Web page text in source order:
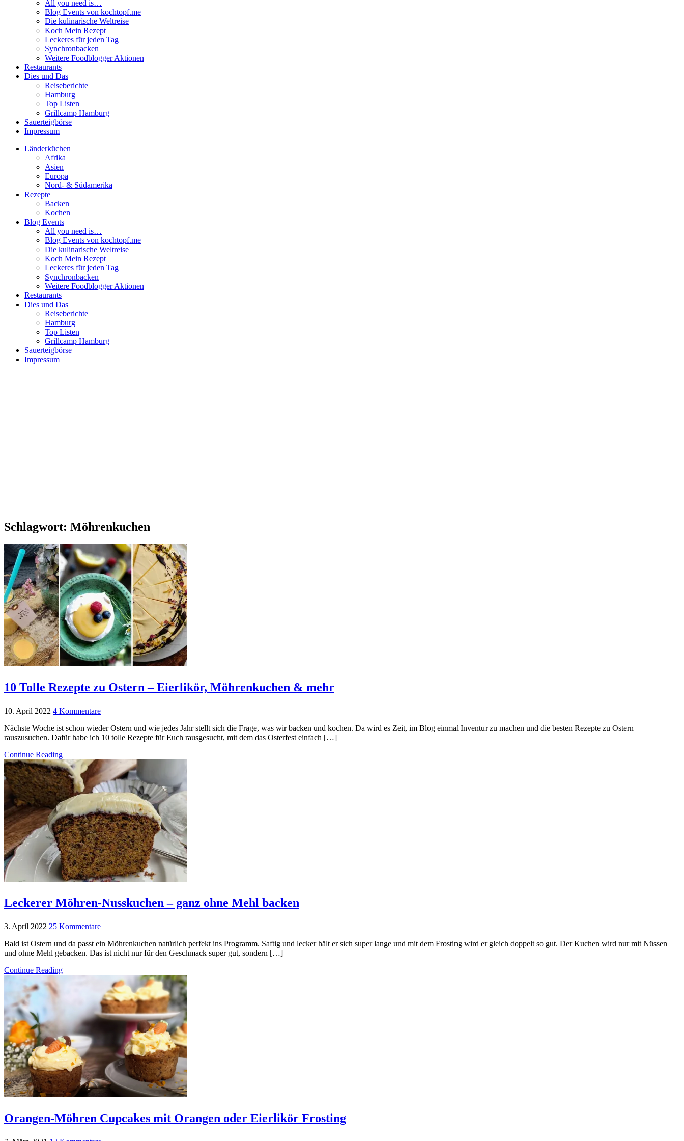
All you need is…
Blog Events von kochtopf.me
Die kulinarische Weltreise
Koch Mein Rezept
Leckeres für jeden Tag
Synchronbacken
Weitere Foodblogger Aktionen
Restaurants
Dies und Das
Reiseberichte
Hamburg
Top Listen
Grillcamp Hamburg
Sauerteigbörse
Impressum
Länderküchen
Afrika
Asien
Europa
Nord- & Südamerika
Rezepte
Backen
Kochen
Blog Events
All you need is…
Blog Events von kochtopf.me
Die kulinarische Weltreise
Koch Mein Rezept
Leckeres für jeden Tag
Synchronbacken
Weitere Foodblogger Aktionen
Restaurants
Dies und Das
Reiseberichte
Hamburg
Top Listen
Grillcamp Hamburg
Sauerteigbörse
Impressum
Schlagwort: Möhrenkuchen
10 Tolle Rezepte zu Ostern – Eierlikör, Möhrenkuchen & mehr
10. April 2022 4 Kommentare
Nächste Woche ist schon wieder Ostern und wie jedes Jahr stellt sich die Frage, was wir backen und kochen. Da wird es Zeit, im Blog einmal Inventur zu machen und die besten Rezepte zu Ostern
rauszusuchen. Dafür habe ich 10 tolle Rezepte für Euch rausgesucht, mit dem das Osterfest einfach […]
Continue Reading
Leckerer Möhren-Nusskuchen – ganz ohne Mehl backen
3. April 2022 25 Kommentare
Bald ist Ostern und da passt ein Möhrenkuchen natürlich perfekt ins Programm. Saftig und lecker hält er sich super lange und mit dem Frosting wird er gleich doppelt so gut. Der Kuchen wird nur mit Nüssen
und ohne Mehl gebacken. Das ist nicht nur für den Geschmack super gut, sondern […]
Continue Reading
Orangen-Möhren Cupcakes mit Orangen oder Eierlikör Frosting